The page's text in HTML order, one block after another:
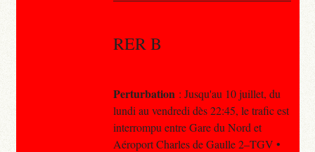
RER B
Perturbation : Jusqu'au 10 juillet, du
lundi au vendredi dès 22:45, le trafic est
interrompu entre Gare du Nord et
Aéroport Charles de Gaulle 2–TGV •